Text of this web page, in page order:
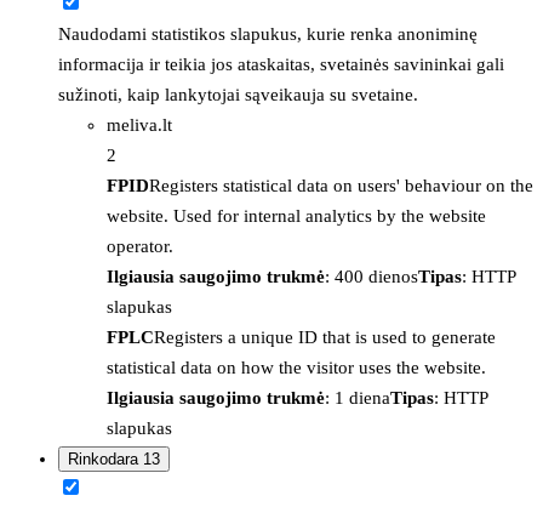
Naudodami statistikos slapukus, kurie renka anoniminę
informacija ir teikia jos ataskaitas, svetainės savininkai gali
sužinoti, kaip lankytojai sąveikauja su svetaine.
meliva.lt
2
FPIDRegisters statistical data on users' behaviour on the
website. Used for internal analytics by the website
operator.
Ilgiausia saugojimo trukmė: 400 dienosTipas: HTTP
slapukas
FPLCRegisters a unique ID that is used to generate
statistical data on how the visitor uses the website.
Ilgiausia saugojimo trukmė: 1 dienaTipas: HTTP
slapukas
Rinkodara 13